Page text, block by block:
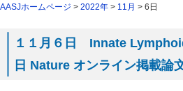
AASJホームページ > 2022年 > 11月 > 6日
１１月６日 Innate
日 Nature オンライン掲載論文